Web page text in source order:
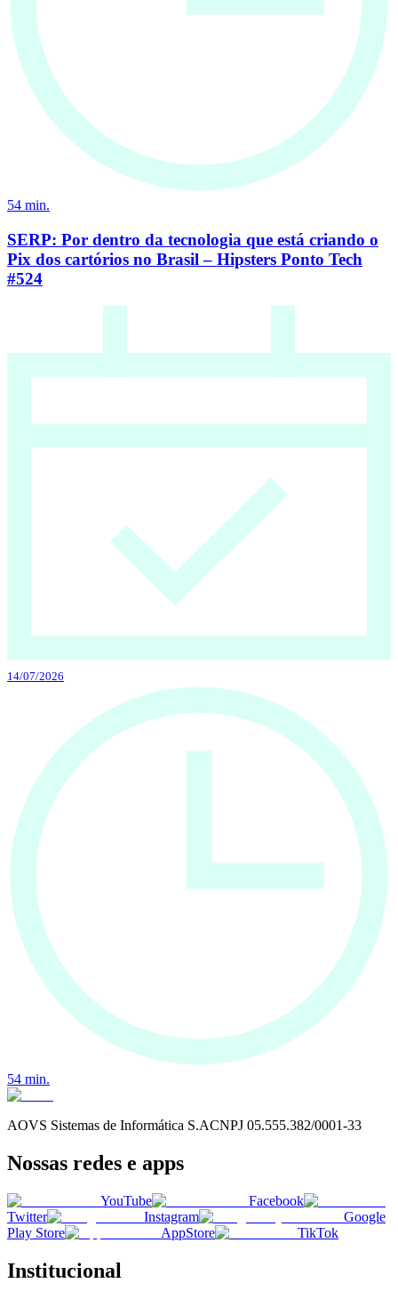
54 min.
SERP: Por dentro da tecnologia que está criando o
Pix dos cartórios no Brasil – Hipsters Ponto Tech
#524
14/07/2026
54 min.
AOVS Sistemas de Informática S.ACNPJ 05.555.382/0001-33
Nossas redes e apps
YouTube
Facebook
Twitter
Instagram
Google
Play Store
AppStore TikTok
Institucional